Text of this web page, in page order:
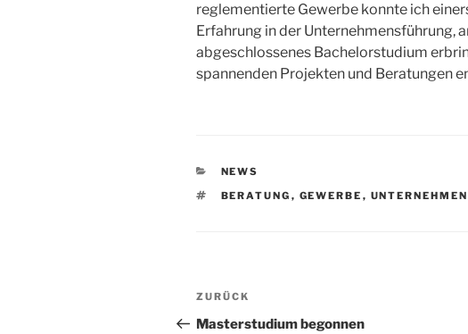
reglementierte Gewerbe konnte ich
Erfahrung in der Unternehmensführung,
abgeschlossenes Bachelorstudium
spannenden Projekten und Beratungen
KATEGORIEN
NEWS
SCHLAGWÖRTER
BERATUNG , GEWERBE ,
Beitragsnavigation
Vorheriger
Beitrag
ZURÜCK
Masterstudium begonnen